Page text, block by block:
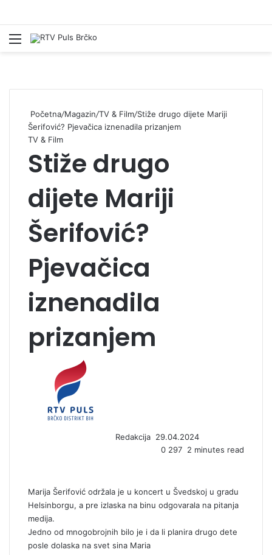
Izbornik
Početna/Magazin/TV & Film/Stiže drugo dijete Mariji
Šerifović? Pjevačica iznenadila prizanjem
TV & Film
Stiže drugo
dijete Mariji
Šerifović?
Pjevačica
iznenadila
prizanjem
Redakcija e
m
l
29.04.2024
0 297 2 minutes read
Marija Šerifović održala je u koncert u Švedskoj u gradu
Helsinborgu, a pre izlaska na binu odgovarala na pitanja
medija.
Jedno od mnogobrojnih bilo je i da li planira drugo dete
posle dolaska na svet sina Maria